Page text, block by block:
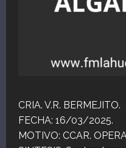
CRIA. V.R. BERMEJITO.
FECHA: 16/03/2025.
MOTIVO: CCAR.